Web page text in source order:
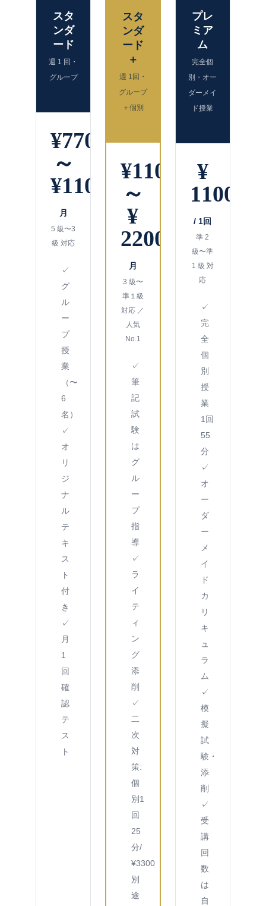
スタ
ンダ
ード
週 1 回・
グループ
¥7700
～
¥11000
月
5 級〜3
級 対応
✓
グ
ル
ー
プ
授
業
（〜
6
名）
✓
オ
リ
ジ
ナ
ル
テ
キ
ス
ト
付
き
✓
月
1
回
確
認
テ
ス
ト
スタ
ンダ
ード
＋
週 1回・
グループ
＋個別
¥11000
～
¥
22000
月
3 級〜
準１級
対応 ／
人気
No.1
✓
筆
記
試
験
は
グ
ル
ー
プ
指
導
✓
ラ
イ
テ
ィ
ン
グ
添
削
✓
二
次
対
策:
個
別1
回
25
分/
¥3300
別
途
プレ
ミア
ム
完全個
別・オー
ダーメイ
ド授業
¥
11000
/ 1回
準 2
級〜準
1 級 対
応
✓
完
全
個
別
授
業
1回
55
分
✓
オ
ー
ダ
ー
メ
イ
ド
カ
リ
キ
ュ
ラ
ム
✓
模
擬
試
験・
添
削
✓
受
講
回
数
は
自